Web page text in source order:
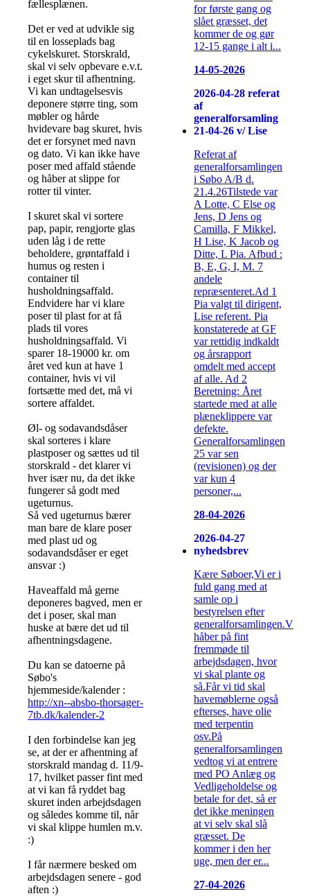
fællesplænen.
Det er ved at udvikle sig
til en losseplads bag
cykelskuret. Storskrald,
skal vi selv opbevare e.v.t.
i eget skur til afhentning.
Vi kan undtagelsesvis
deponere større ting, som
møbler og hårde
hvidevare bag skuret, hvis
det er forsynet med navn
og dato. Vi kan ikke have
poser med affald stående
og håber at slippe for
rotter til vinter.
I skuret skal vi sortere
pap, papir, rengjorte glas
uden låg i de rette
beholdere, grøntaffald i
humus og resten i
container til
husholdningsaffald.
Endvidere har vi klare
poser til plast for at få
plads til vores
husholdningsaffald. Vi
sparer 18-19000 kr. om
året ved kun at have 1
container, hvis vi vil
fortsætte med det, må vi
sortere affaldet.
Øl- og sodavandsdåser
skal sorteres i klare
plastposer og sættes ud til
storskrald - det klarer vi
hver især nu, da det ikke
fungerer så godt med
ugeturnus.
Så ved ugeturnus bærer
man bare de klare poser
med plast ud og
sodavandsdåser er eget
ansvar :)
Haveaffald må gerne
deponeres bagved, men er
det i poser, skal man
huske at bære det ud til
afhentningsdagene.
Du kan se datoerne på
Søbo's
hjemmeside/kalender :
http://xn--absbo-thorsager-
7tb.dk/kalender-2
I den forbindelse kan jeg
se, at der er afhentning af
storskrald mandag d. 11/9-
17, hvilket passer fint med
at vi kan få ryddet bag
skuret inden arbejdsdagen
og således komme til, når
vi skal klippe humlen m.v.
:)
I får nærmere besked om
arbejdsdagen senere - god
aften :)
for første gang og
slået græsset, det
kommer de og gør
12-15 gange i alt i...
14-05-2026
2026-04-28 referat
af
generalforsamling
21-04-26 v/ Lise
Referat af
generalforsamlingen
i Søbo A/B d.
21.4.26Tilstede var
A Lotte, C Else og
Jens, D Jens og
Camilla, F Mikkel,
H Lise, K Jacob og
Ditte, L Pia. Afbud :
B, E, G, I, M. 7
andele
repræsenteret.Ad 1
Pia valgt til dirigent,
Lise referent. Pia
konstaterede at GF
var rettidig indkaldt
og årsrapport
omdelt med accept
af alle. Ad 2
Beretning: Året
startede med at alle
plæneklippere var
defekte.
Generalforsamlingen
25 var sen
(revisionen) og der
var kun 4
personer,...
28-04-2026
2026-04-27
nyhedsbrev
Kære Søboer,Vi er i
fuld gang med at
samle op i
bestyrelsen efter
generalforsamlingen.Vi
håber på fint
fremmøde til
arbejdsdagen, hvor
vi skal plante og
så.Får vi tid skal
havemøblerne også
efterses, have olie
med terpentin
osv.På
generalforsamlingen
vedtog vi at entrere
med PO Anlæg og
Vedligeholdelse og
betale for det, så er
det ikke meningen
at vi selv skal slå
græsset. De
kommer i den her
uge, men der er...
27-04-2026